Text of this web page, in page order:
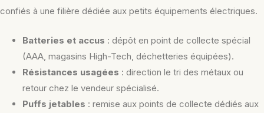
confiés à une filière dédiée aux petits équipements électriques.
Batteries et accus : dépôt en point de collecte spécial
(AAA, magasins High-Tech, déchetteries équipées).
Résistances usagées : direction le tri des métaux ou
retour chez le vendeur spécialisé.
Puffs jetables : remise aux points de collecte dédiés aux